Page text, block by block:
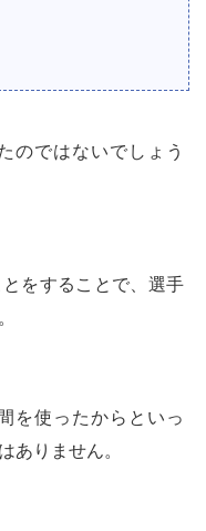
のではないでしょう
をすることで、選手
を使ったからといっ
ありません。